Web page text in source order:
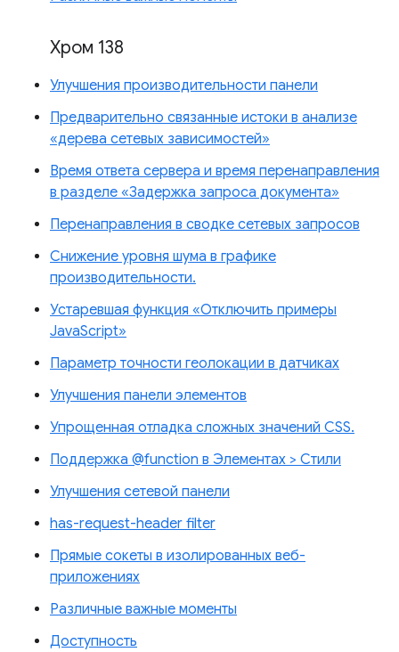
Хром 138
Улучшения производительности панели
Предварительно связанные истоки в анализе
«дерева сетевых зависимостей»
Время ответа сервера и время перенаправления
в разделе «Задержка запроса документа»
Перенаправления в сводке сетевых запросов
Снижение уровня шума в графике
производительности.
Устаревшая функция «Отключить примеры
JavaScript»
Параметр точности геолокации в датчиках
Улучшения панели элементов
Упрощенная отладка сложных значений CSS.
Поддержка @function в Элементах > Стили
Улучшения сетевой панели
has-request-header filter
Прямые сокеты в изолированных веб-
приложениях
Различные важные моменты
Доступность